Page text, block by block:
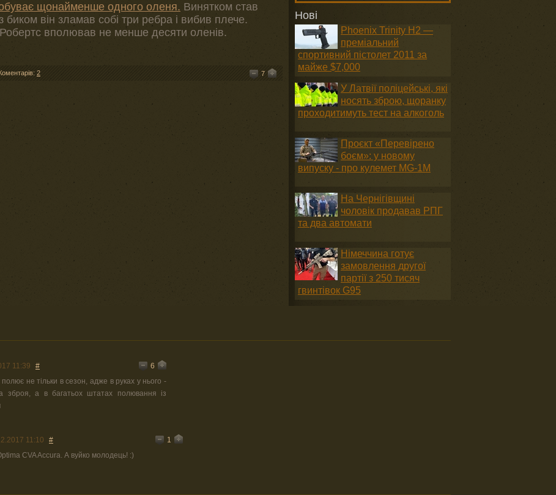
щонайменше одного оленя. Винятком став
биком він зламав собі три ребра і вибив плече.
Робертс вполював не менше десяти оленів.
2 7
Нові
Phoenix Trinity H2 —
преміальний
спортивний пістолет 2011 за
майже $7,000
У Латвії поліцейські, які
носять зброю, щоранку
проходитимуть тест на алкоголь
Проєкт «Перевірено
боєм»: у новому
випуску - про кулемет MG-1М
На Чернігівщині
чоловік продавав РПГ
та два автомати
Німеччина готує
замовлення другої
партії з 250 тисяч
гвинтівок G95
11:39 #
6
не тільки в сезон, адже в руках у нього -
зброя, а в багатьох штатах полювання із
11:10 #
1
CVA Accura. А вуйко молодець! :)